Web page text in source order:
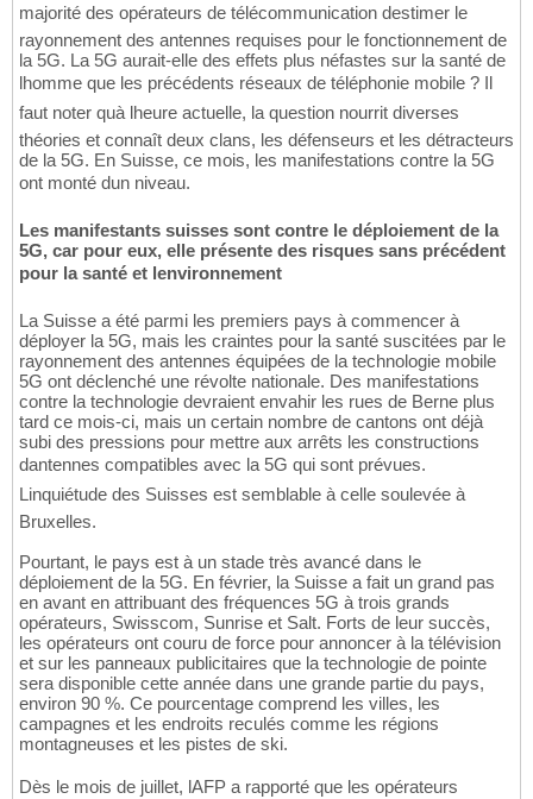
majorité des opérateurs de télécommunication destimer le
rayonnement des antennes requises pour le fonctionnement de
la 5G. La 5G aurait-elle des effets plus néfastes sur la santé de
lhomme que les précédents réseaux de téléphonie mobile ? Il
faut noter quà lheure actuelle, la question nourrit diverses
théories et connaît deux clans, les défenseurs et les détracteurs
de la 5G. En Suisse, ce mois, les manifestations contre la 5G
ont monté dun niveau.
Les manifestants suisses sont contre le déploiement de la
5G, car pour eux, elle présente des risques sans précédent
pour la santé et lenvironnement
La Suisse a été parmi les premiers pays à commencer à
déployer la 5G, mais les craintes pour la santé suscitées par le
rayonnement des antennes équipées de la technologie mobile
5G ont déclenché une révolte nationale. Des manifestations
contre la technologie devraient envahir les rues de Berne plus
tard ce mois-ci, mais un certain nombre de cantons ont déjà
subi des pressions pour mettre aux arrêts les constructions
dantennes compatibles avec la 5G qui sont prévues.
Linquiétude des Suisses est semblable à celle soulevée à
Bruxelles.
Pourtant, le pays est à un stade très avancé dans le
déploiement de la 5G. En février, la Suisse a fait un grand pas
en avant en attribuant des fréquences 5G à trois grands
opérateurs, Swisscom, Sunrise et Salt. Forts de leur succès,
les opérateurs ont couru de force pour annoncer à la télévision
et sur les panneaux publicitaires que la technologie de pointe
sera disponible cette année dans une grande partie du pays,
environ 90 %. Ce pourcentage comprend les villes, les
campagnes et les endroits reculés comme les régions
montagneuses et les pistes de ski.
Dès le mois de juillet, lAFP a rapporté que les opérateurs